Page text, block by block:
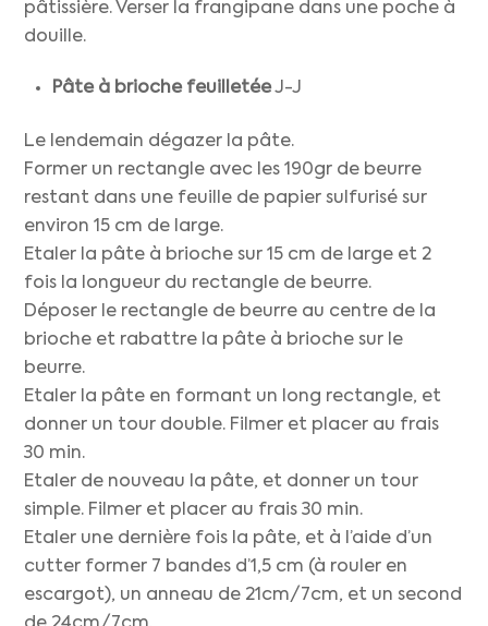
pâtissière. Verser la frangipane dans une poche à
douille.
Pâte à brioche feuilletéeJ-J
Le lendemain dégazer la pâte.
Former un rectangle avec les 190gr de beurre
restant dans une feuille de papier sulfurisé sur
environ 15 cm de large.
Etaler la pâte à brioche sur 15 cm de large et 2
fois la longueur du rectangle de beurre.
Déposer le rectangle de beurre au centre de la
brioche et rabattre la pâte à brioche sur le
beurre.
Etaler la pâte en formant un long rectangle, et
donner un tour double. Filmer et placer au frais
30 min.
Etaler de nouveau la pâte, et donner un tour
simple. Filmer et placer au frais 30 min.
Etaler une dernière fois la pâte, et à l’aide d’un
cutter former 7 bandes d’1,5 cm (à rouler en
escargot), un anneau de 21cm/7cm, et un second